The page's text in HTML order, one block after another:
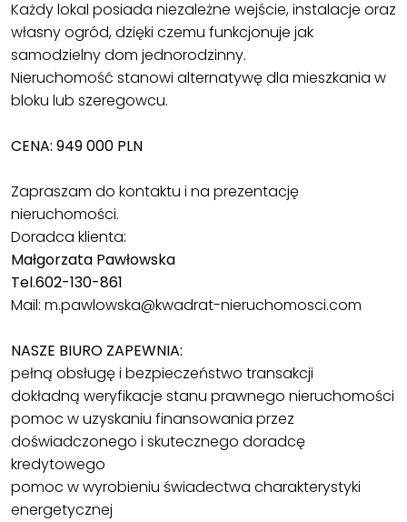
Każdy lokal posiada niezależne wejście, instalacje oraz
własny ogród, dzięki czemu funkcjonuje jak
samodzielny dom jednorodzinny.
Nieruchomość stanowi alternatywę dla mieszkania w
bloku lub szeregowcu.
CENA: 949 000 PLN
Zapraszam do kontaktu i na prezentację
nieruchomości.
Doradca klienta:
Małgorzata Pawłowska
Tel.602-130-861
Mail: m.pawlowska@kwadrat-nieruchomosci.com
NASZE BIURO ZAPEWNIA:
pełną obsługę i bezpieczeństwo transakcji
dokładną weryfikacje stanu prawnego nieruchomości
pomoc w uzyskaniu finansowania przez
doświadczonego i skutecznego doradcę
kredytowego
pomoc w wyrobieniu świadectwa charakterystyki
energetycznej